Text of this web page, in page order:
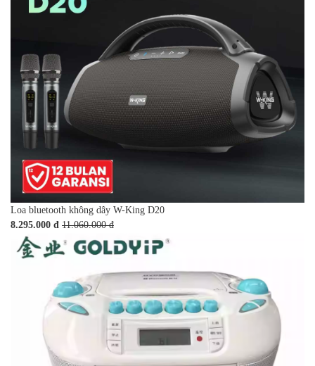
Loa bluetooth không dây W-King D20
8.295.000 đ 11.060.000 đ